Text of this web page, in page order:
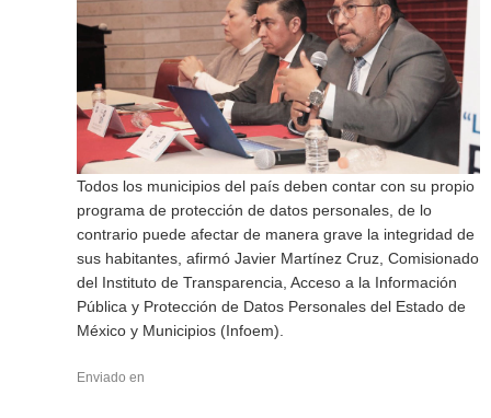
Todos los municipios del país deben contar con su propio
programa de protección de datos personales, de lo
contrario puede afectar de manera grave la integridad de
sus habitantes, afirmó Javier Martínez Cruz, Comisionado
del Instituto de Transparencia, Acceso a la Información
Pública y Protección de Datos Personales del Estado de
México y Municipios (Infoem).
Enviado en